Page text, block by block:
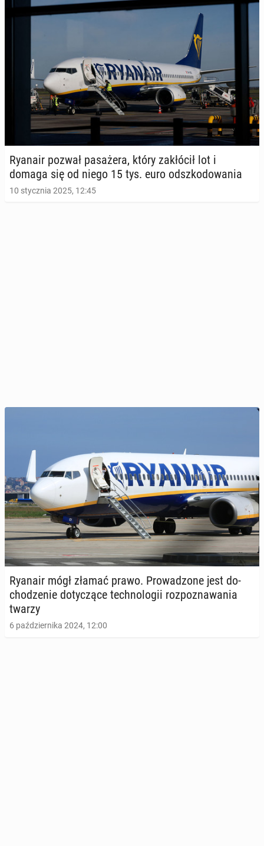
Ryanair pozwał pa­sa­że­ra, który za­kłó­cił lot i
domaga się od niego 15 tys. euro od­szko­do­wa­nia
10 stycznia 2025, 12:45
Ryanair mógł złamać prawo. Pro­wa­dzo­ne jest do­
cho­dze­nie do­ty­czą­ce tech­no­lo­gii roz­po­zna­wa­nia
twarzy
6 października 2024, 12:00